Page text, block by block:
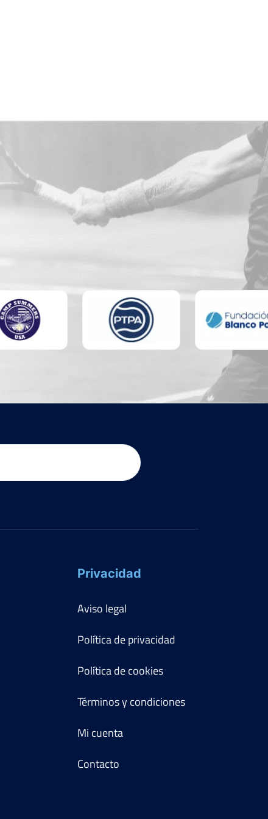
Privacidad
Aviso legal
Política de privacidad
Política de cookies
Términos y condiciones
Mi cuenta
Contacto